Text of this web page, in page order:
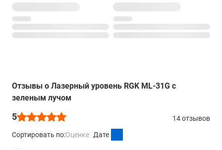
Отзывы о Лазерный уровень RGK ML-31G с
зеленым лучом
5 14 отзывов
Сортировать по:Оценке Дате